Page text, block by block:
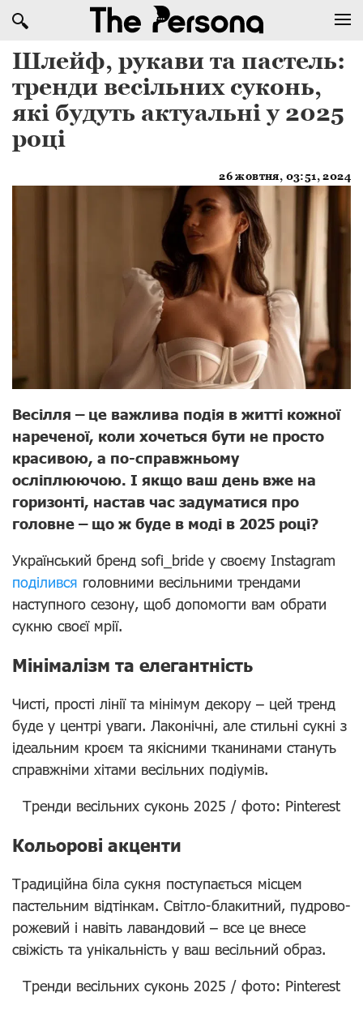
Шлейф, рукави та пастель:
тренди весільних суконь,
які будуть актуальні у 2025
році
26 жовтня, 03:51, 2024
Весілля – це важлива подія в житті кожної
нареченої, коли хочеться бути не просто
красивою, а по-справжньому
осліплюючою. І якщо ваш день вже на
горизонті, настав час задуматися про
головне – що ж буде в моді в 2025 році?
Український бренд sofi_bride у своєму Instagram
поділився головними весільними трендами
наступного сезону, щоб допомогти вам обрати
сукню своєї мрії.
Мінімалізм та елегантність
Чисті, прості лінії та мінімум декору – цей тренд
буде у центрі уваги. Лаконічні, але стильні сукні з
ідеальним кроєм та якісними тканинами стануть
справжніми хітами весільних подіумів.
Тренди весільних суконь 2025 / фото: Pinterest
Кольорові акценти
Традиційна біла сукня поступається місцем
пастельним відтінкам. Світло-блакитний, пудрово-
рожевий і навіть лавандовий – все це внесе
свіжість та унікальність у ваш весільний образ.
Тренди весільних суконь 2025 / фото: Pinterest